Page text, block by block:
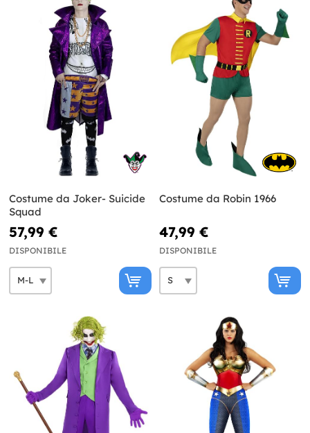
Costume da Joker- Suicide
Squad
57,99 €
DISPONIBILE
Costume da Robin 1966
47,99 €
DISPONIBILE